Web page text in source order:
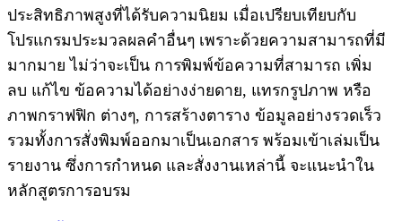
ประสิทธิภาพสูงที่ได้รับความนิยม เมื่อเปรียบเทียบกับ
โปรแกรมประมวลผลคำอื่นๆ เพราะด้วยความสามารถที่มี
มากมาย ไม่ว่าจะเป็น การพิมพ์ข้อความที่สามารถ เพิ่ม
ลบ แก้ไข ข้อความได้อย่างง่ายดาย, แทรกรูปภาพ หรือ
ภาพกราฟฟิก ต่างๆ, การสร้างตาราง ข้อมูลอย่างรวดเร็ว
รวมทั้งการสั่งพิมพ์ออกมาเป็นเอกสาร พร้อมเข้าเล่มเป็น
รายงาน ซึ่งการกำหนด และสั่งงานเหล่านี้ จะแนะนำใน
หลักสูตรการอบรม